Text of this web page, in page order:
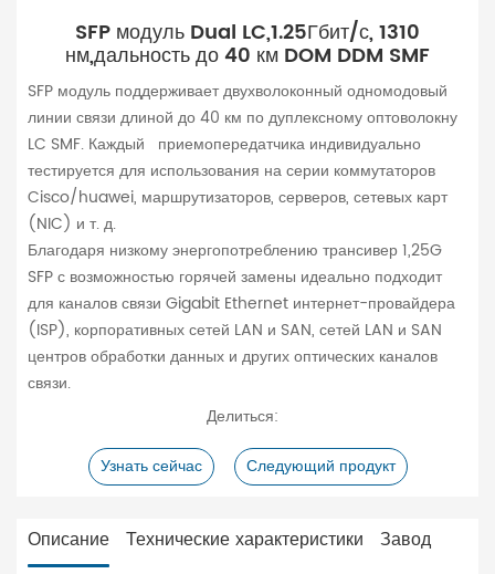
SFP модуль Dual LC,1.25Гбит/с, 1310
нм,дальность до 40 км DOM DDM SMF
SFP модуль поддерживает двухволоконный одномодовый
линии связи длиной до 40 км по дуплексному оптоволокну
LC SMF. Каждый приемопередатчика индивидуально
тестируется для использования на серии коммутаторов
Cisco/huawei, маршрутизаторов, серверов, сетевых карт
(NIC) и т. д.
Благодаря низкому энергопотреблению трансивер 1,25G
SFP с возможностью горячей замены идеально подходит
для каналов связи Gigabit Ethernet интернет-провайдера
(ISP), корпоративных сетей LAN и SAN, сетей LAN и SAN
центров обработки данных и других оптических каналов
связи.
Делиться:
Узнать сейчас
Следующий продукт
Описание Технические характеристики
Завод